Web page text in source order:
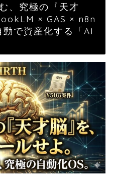
、究極の『天才
× GAS × n8n
で資産化する「AI